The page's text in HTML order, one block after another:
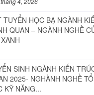
TUYỂN HỌC BẠ NGÀNH
QUAN – NGÀNH NGHỀ
SINH NGÀNH KIẾN
2025- NGHÀNH NGHỀ
KỸ NĂNG...